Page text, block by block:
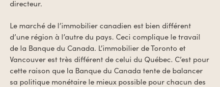
directeur.
Le marché de l’immobilier canadien est bien différent
d’une région à l’autre du pays. Ceci complique le travail
de la Banque du Canada. L’immobilier de Toronto et
Vancouver est très différent de celui du Québec. C’est pour
cette raison que la Banque du Canada tente de balancer
sa politique monétaire le mieux possible pour chacun des